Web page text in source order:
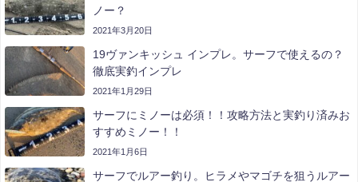
ノー？
2021年3月20日
19ヴァンキッシュ インプレ。サーフで使えるの？
徹底実釣インプレ
2021年1月29日
サーフにミノーは必須！！攻略方法と実釣り済みお
すすめミノー！！
2021年1月6日
サーフでルアー釣り。ヒラメやマゴチを狙うルアー